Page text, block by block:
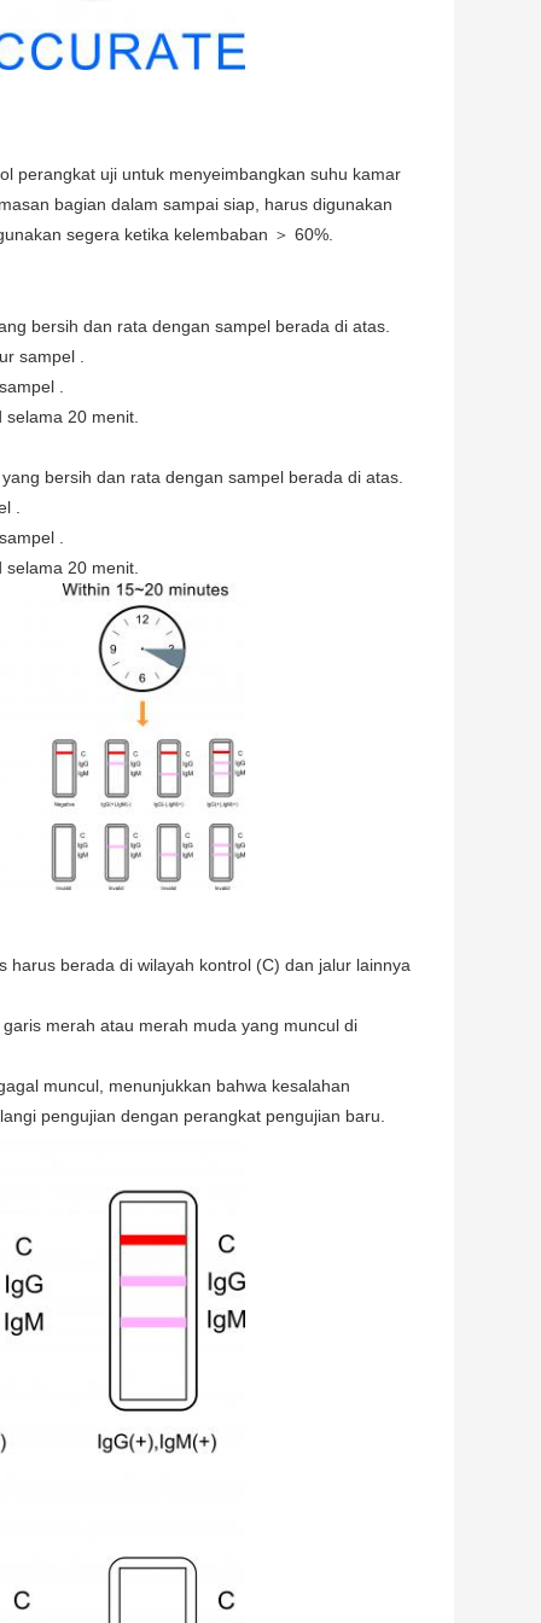
perangkat uji untuk menyeimbangkan suhu kamar
bagian dalam sampai siap, harus digunakan
segera ketika kelembaban ＞ 60%.
bersih dan rata dengan sampel berada di atas.
sampel .
.
selama 20 menit.
bersih dan rata dengan sampel berada di atas.
.
.
selama 20 menit.
berada di wilayah kontrol (C) dan jalur lainnya
merah atau merah muda yang muncul di
muncul, menunjukkan bahwa kesalahan
pengujian dengan perangkat pengujian baru.